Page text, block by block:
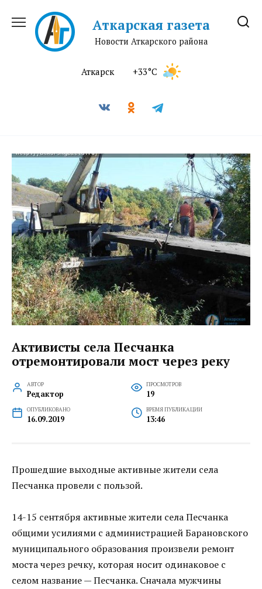
содержанию
Аткарская газета
Новости Аткарского района
Аткарск +33°C
Активисты села Песчанка
отремонтировали мост через реку
АВТОР
Редактор
ПРОСМОТРОВ
19
ОПУБЛИКОВАНО
16.09.2019
ВРЕМЯ ПУБЛИКАЦИИ
13:46
Прошедшие выходные активные жители села
Песчанка провели с пользой.
14-15 сентября активные жители села Песчанка
общими усилиями с администрацией Барановского
муниципального образования произвели ремонт
моста через речку, которая носит одинаковое с
селом название — Песчанка. Сначала мужчины